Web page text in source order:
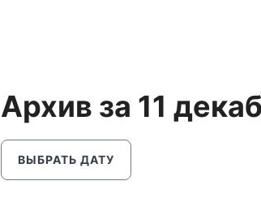
Архив за 11
ВЫБРАТЬ ДАТУ